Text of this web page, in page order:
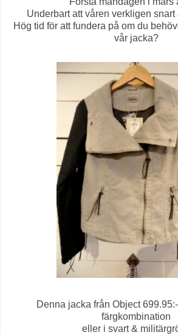
Underbart att våren verkligen snart
Hög tid för att fundera på om du
vår jacka?
Denna jacka från Object
färgkombination
eller i svart &